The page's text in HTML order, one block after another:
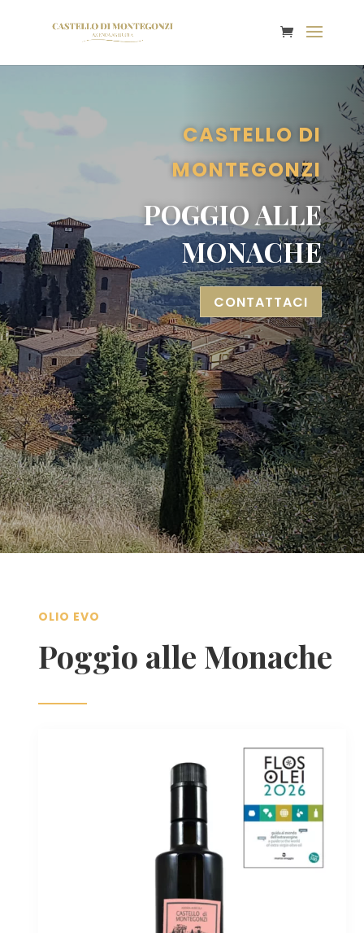
CASTELLO DI
MONTEGONZI
POGGIO ALLE
MONACHE
CONTATTACI
OLIO EVO
Poggio alle Monache